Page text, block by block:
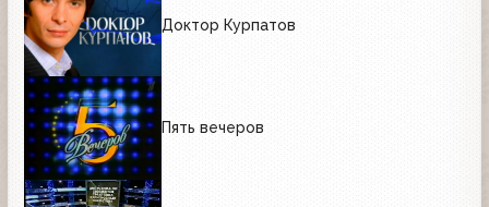
Доктор Курпатов
Пять вечеров